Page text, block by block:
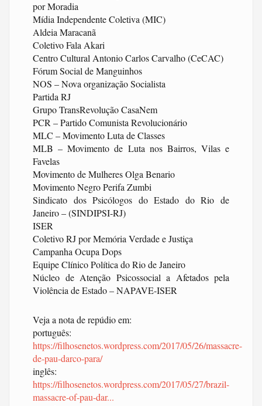
por Moradia
Mídia Independente Coletiva (MIC)
Aldeia Maracanã
Coletivo Fala Akari
Centro Cultural Antonio Carlos Carvalho (CeCAC)
Fórum Social de Manguinhos
NOS – Nova organização Socialista
Partida RJ
Grupo TransRevolução CasaNem
PCR – Partido Comunista Revolucionário
MLC – Movimento Luta de Classes
MLB – Movimento de Luta nos Bairros, Vilas e
Favelas
Movimento de Mulheres Olga Benario
Movimento Negro Perifa Zumbi
Sindicato dos Psicólogos do Estado do Rio de
Janeiro – (SINDIPSI-RJ)
ISER
Coletivo RJ por Memória Verdade e Justiça
Campanha Ocupa Dops
Equipe Clínico Política do Rio de Janeiro
Núcleo de Atenção Psicossocial a Afetados pela
Violência de Estado – NAPAVE-ISER
Veja a nota de repúdio em:
português:
https://filhosenetos.wordpress.com/2017/05/26/massacre-
de-pau-darco-para/
inglês:
https://filhosenetos.wordpress.com/2017/05/27/brazil-
massacre-of-pau-dar...